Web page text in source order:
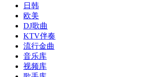
日韩
欧美
DJ歌曲
KTV伴奏
流行金曲
音乐库
视频库